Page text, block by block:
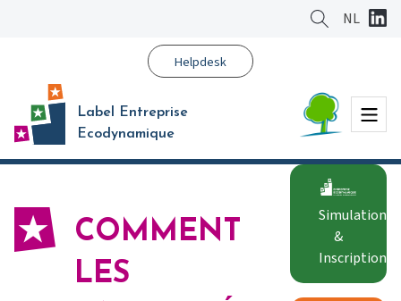
NL
Helpdesk
Label Entreprise
Ecodynamique
Menu
COMMENT
LES
Simulation
&
Inscription